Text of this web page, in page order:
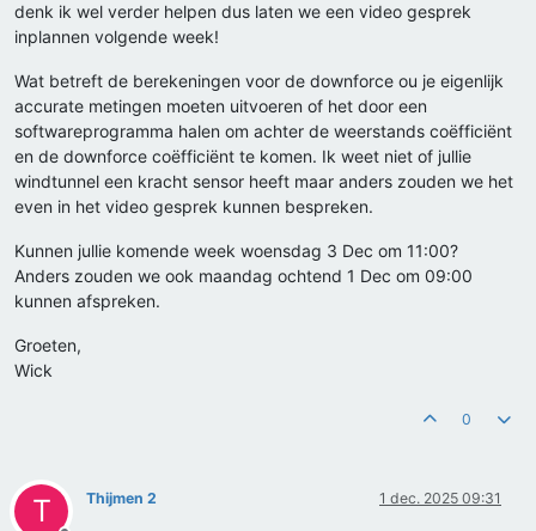
denk ik wel verder helpen dus laten we een video gesprek
inplannen volgende week!
Wat betreft de berekeningen voor de downforce ou je eigenlijk
accurate metingen moeten uitvoeren of het door een
softwareprogramma halen om achter de weerstands coëfficiënt
en de downforce coëfficiënt te komen. Ik weet niet of jullie
windtunnel een kracht sensor heeft maar anders zouden we het
even in het video gesprek kunnen bespreken.
Kunnen jullie komende week woensdag 3 Dec om 11:00?
Anders zouden we ook maandag ochtend 1 Dec om 09:00
kunnen afspreken.
Groeten,
Wick
0
T Thijmen 2 1 dec. 2025 09:31